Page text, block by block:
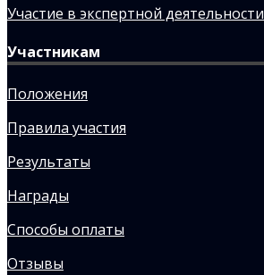
Участие в экспертной деятельности
Участникам
Положения
Правила участия
Результаты
Награды
Способы оплаты
Отзывы